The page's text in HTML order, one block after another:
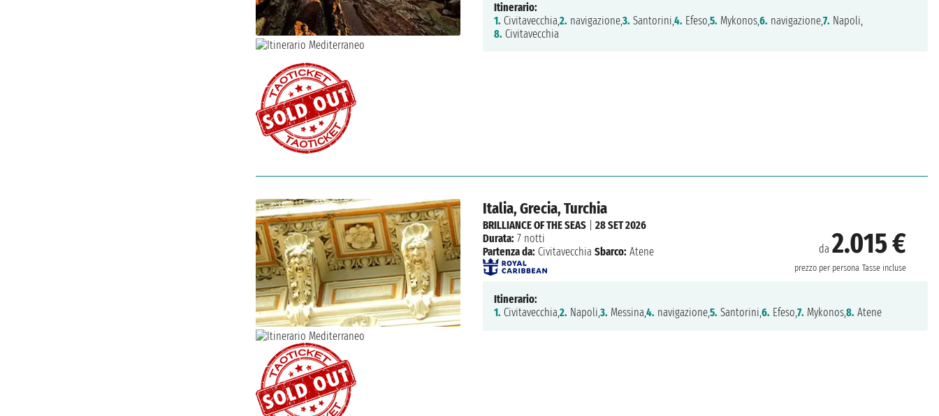
Itinerario:
1. Civitavecchia,2. navigazione,3. Santorini,4. Efeso,5. Mykonos,6. navigazione,7. Napoli,
8. Civitavecchia
Italia, Grecia, Turchia
da 2.015 €
prezzo per persona Tasse incluse
BRILLIANCE OF THE SEAS| 28 SET 2026
Durata: 7 notti
Partenza da: Civitavecchia Sbarco: Atene
Itinerario:
1. Civitavecchia,2. Napoli,3. Messina,4. navigazione,5. Santorini,6. Efeso,7. Mykonos,8. Atene